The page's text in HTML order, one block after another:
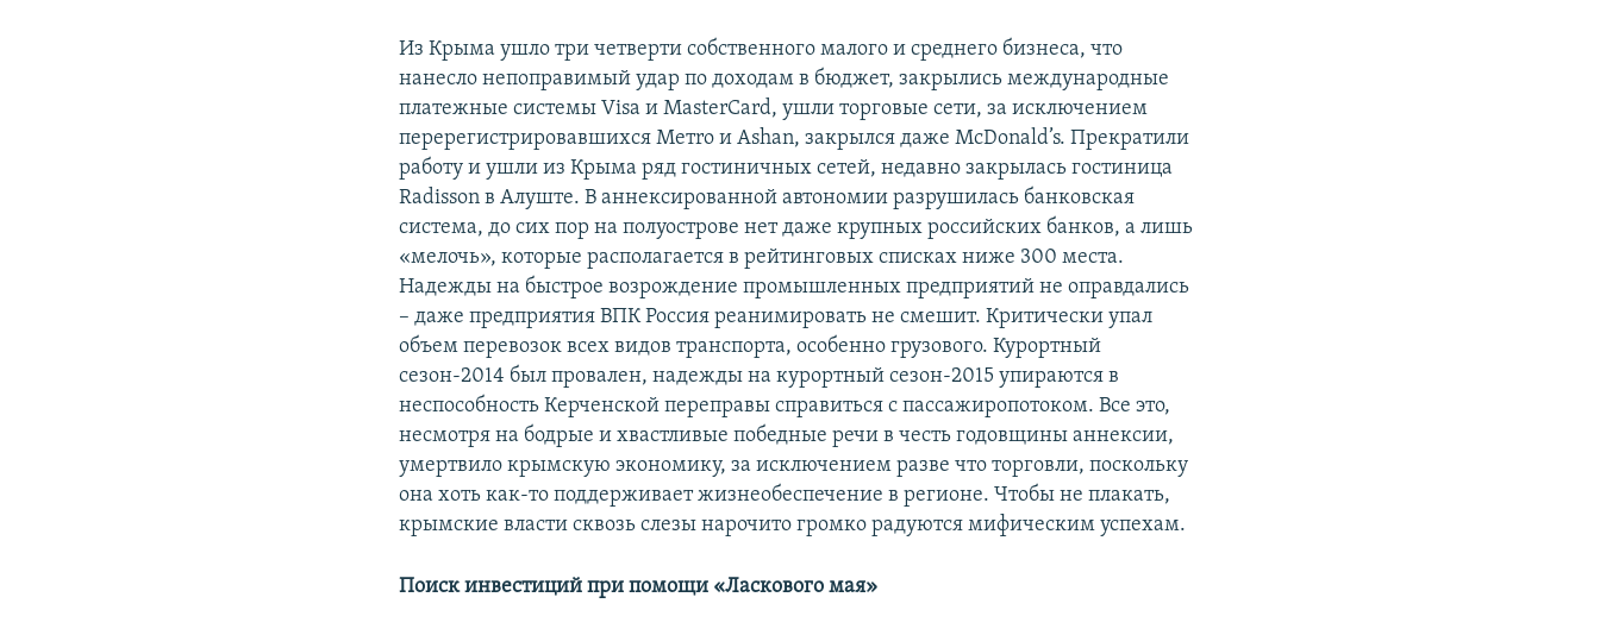
Из Крыма ушло три четверти собственного малого и среднего бизнеса, что
нанесло непоправимый удар по доходам в бюджет, закрылись международные
платежные системы Visa и MasterCard, ушли торговые сети, за исключением
перерегистрировавшихся Метrо и Аshаn, закрылся даже МсDonald’s. Прекратили
работу и ушли из Крыма ряд гостиничных сетей, недавно закрылась гостиница
Radisson в Алуште. В аннексированной автономии разрушилась банковская
система, до сих пор на полуострове нет даже крупных российских банков, а лишь
«мелочь», которые располагается в рейтинговых списках ниже 300 места.
Надежды на быстрое возрождение промышленных предприятий не оправдались
– даже предприятия ВПК Россия реанимировать не смешит. Критически упал
объем перевозок всех видов транспорта, особенно грузового. Курортный
сезон-2014 был провален, надежды на курортный сезон-2015 упираются в
неспособность Керченской переправы справиться с пассажиропотоком. Все это,
несмотря на бодрые и хвастливые победные речи в честь годовщины аннексии,
умертвило крымскую экономику, за исключением разве что торговли, поскольку
она хоть как-то поддерживает жизнеобеспечение в регионе. Чтобы не плакать,
крымские власти сквозь слезы нарочито громко радуются мифическим успехам.
Поиск инвестиций при помощи «Ласкового мая»